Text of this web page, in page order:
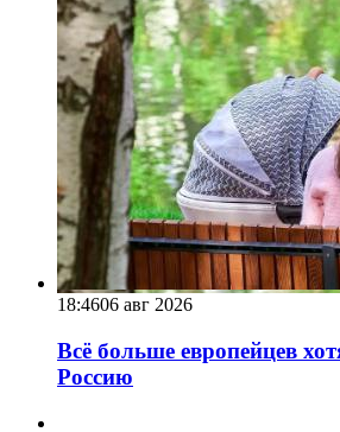
18:4606 авг 2026
Всё больше европейцев
Россию